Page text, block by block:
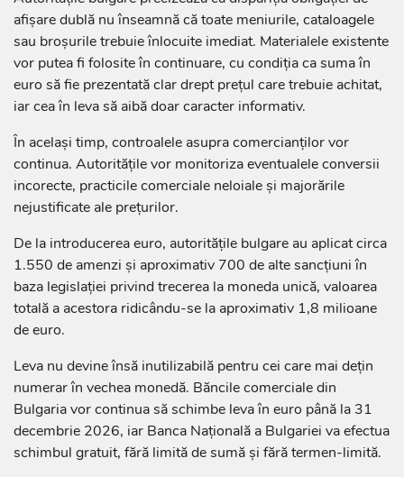
afișare dublă nu înseamnă că toate meniurile, cataloagele
sau broșurile trebuie înlocuite imediat. Materialele existente
vor putea fi folosite în continuare, cu condiția ca suma în
euro să fie prezentată clar drept prețul care trebuie achitat,
iar cea în leva să aibă doar caracter informativ.
În același timp, controalele asupra comercianților vor
continua. Autoritățile vor monitoriza eventualele conversii
incorecte, practicile comerciale neloiale și majorările
nejustificate ale prețurilor.
De la introducerea euro, autoritățile bulgare au aplicat circa
1.550 de amenzi și aproximativ 700 de alte sancțiuni în
baza legislației privind trecerea la moneda unică, valoarea
totală a acestora ridicându-se la aproximativ 1,8 milioane
de euro.
Leva nu devine însă inutilizabilă pentru cei care mai dețin
numerar în vechea monedă. Băncile comerciale din
Bulgaria vor continua să schimbe leva în euro până la 31
decembrie 2026, iar Banca Națională a Bulgariei va efectua
schimbul gratuit, fără limită de sumă și fără termen-limită.